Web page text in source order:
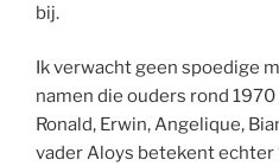
bij.
Ik verwacht geen spoedige
namen die ouders rond
Ronald, Erwin, Angelique,
vader Aloys betekent echter